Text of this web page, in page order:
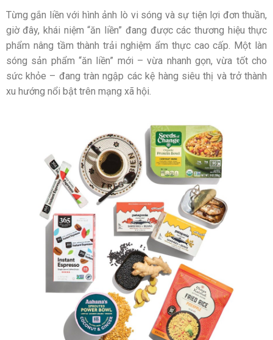
Từng gắn liền với hình ảnh lò vi sóng và sự tiện lợi đơn thuần,
giờ đây, khái niệm “ăn liền” đang được các thương hiệu thực
phẩm nâng tầm thành trải nghiệm ẩm thực cao cấp. Một làn
sóng sản phẩm “ăn liền” mới – vừa nhanh gọn, vừa tốt cho
sức khỏe – đang tràn ngập các kệ hàng siêu thị và trở thành
xu hướng nổi bật trên mạng xã hội.